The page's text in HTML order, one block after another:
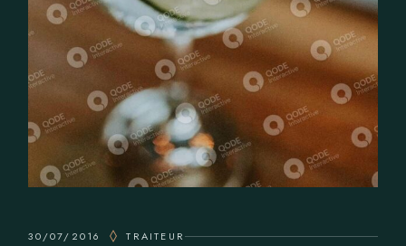
30/07/2016 TRAITEUR